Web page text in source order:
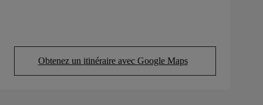
Obtenez un itinéraire avec Google Maps
(Opens in new tab)